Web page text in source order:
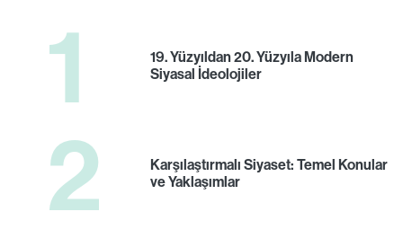
1
19. Yüzyıldan 20. Yüzyıla Modern
Siyasal İdeolojiler
2
Karşılaştırmalı Siyaset: Temel Konular
ve Yaklaşımlar